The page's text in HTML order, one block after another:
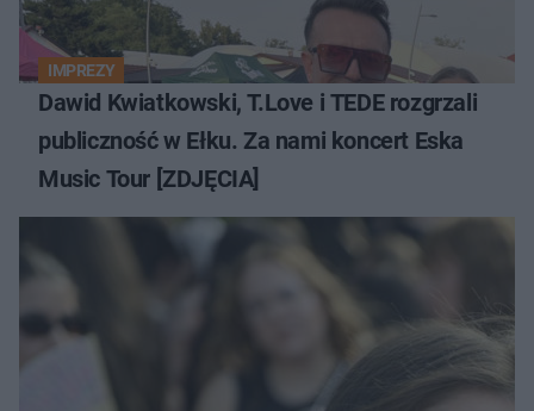
IMPREZY
Dawid Kwiatkowski, T.Love i TEDE rozgrzali
publiczność w Ełku. Za nami koncert Eska
Music Tour [ZDJĘCIA]